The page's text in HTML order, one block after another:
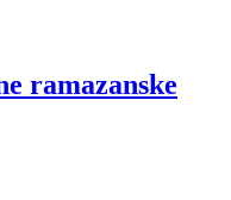
ramazanske